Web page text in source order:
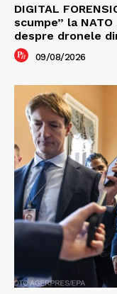
DIGITAL
scumpe” la
despre dronele
09/08/2026